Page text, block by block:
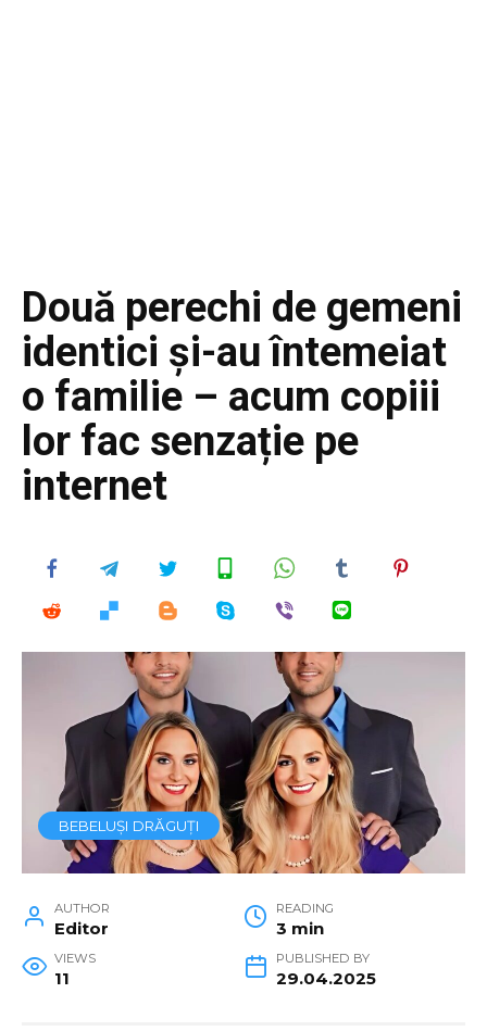
Două perechi de gemeni
identici și-au întemeiat
o familie – acum copiii
lor fac senzație pe
internet
BEBELUȘI DRĂGUȚI
AUTHOR
Editor
READING
3 min
VIEWS
11
PUBLISHED BY
29.04.2025